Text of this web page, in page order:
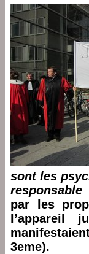
sont les
par les
l’appareil
3eme).